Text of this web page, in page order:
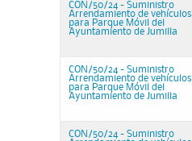
CON/50/24 - Suministro
Arrendamiento de vehículos
para Parque Móvil del
Ayuntamiento de Jumilla
CON/50/24 - Suministro
Arrendamiento de vehículos
para Parque Móvil del
Ayuntamiento de Jumilla
CON/50/24 - Suministro